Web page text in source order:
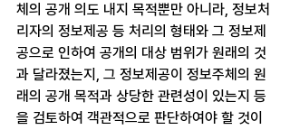
체의 공개 의도 내지 목적뿐만 아니라, 정보처
리자의 정보제공 등 처리의 형태와 그 정보제
공으로 인하여 공개의 대상 범위가 원래의 것
과 달라졌는지, 그 정보제공이 정보주체의 원
래의 공개 목적과 상당한 관련성이 있는지 등
을 검토하여 객관적으로 판단하여야 할 것이